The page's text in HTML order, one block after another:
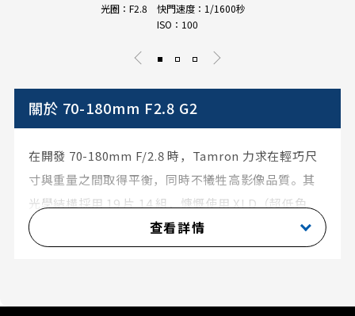
光圈：F2.8 快門速度：1/1600秒
ISO：100
關於 70-180mm F2.8 G2
在開發 70-180mm F/2.8 時，Tamron 力求在輕巧尺
寸與重量之間取得平衡，同時不犧牲高影像品質。其
光學結構採用 19 片 14 組，慷慨使用 XLD（超低色
散）、LD（低色散）、GM（玻璃模壓非球面）和混合
非球面鏡片，實現極高的解析力並控制從影像中心到
查看詳情